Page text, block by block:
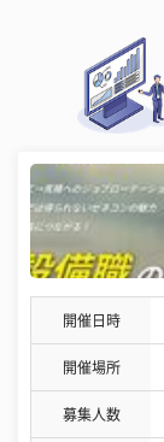
開催日時
開催場所
募集人数